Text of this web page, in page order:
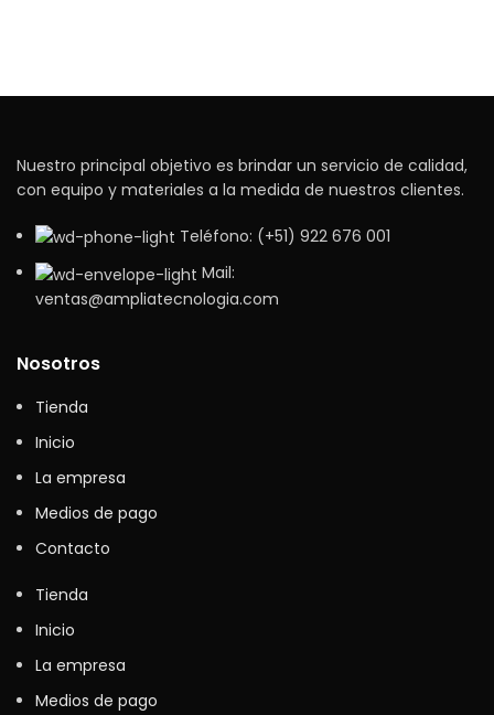
Nuestro principal objetivo es brindar un servicio de calidad,
con equipo y materiales a la medida de nuestros clientes.
Teléfono: (+51) 922 676 001
Mail:
ventas@ampliatecnologia.com
Nosotros
Tienda
Inicio
La empresa
Medios de pago
Contacto
Tienda
Inicio
La empresa
Medios de pago